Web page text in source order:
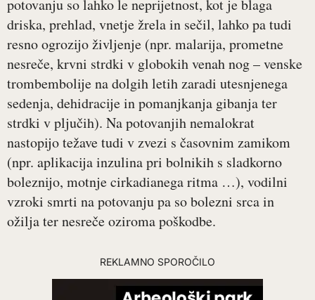
potovanju so lahko le neprijetnost, kot je blaga
driska, prehlad, vnetje žrela in sečil, lahko pa tudi
resno ogrozijo življenje (npr. malarija, prometne
nesreče, krvni strdki v globokih venah nog – venske
trombembolije na dolgih letih zaradi utesnjenega
sedenja, dehidracije in pomanjkanja gibanja ter
strdki v pljučih). Na potovanjih nemalokrat
nastopijo težave tudi v zvezi s časovnim zamikom
(npr. aplikacija inzulina pri bolnikih s sladkorno
boleznijo, motnje cirkadianega ritma …), vodilni
vzroki smrti na potovanju pa so bolezni srca in
ožilja ter nesreče oziroma poškodbe.
REKLAMNO SPOROČILO